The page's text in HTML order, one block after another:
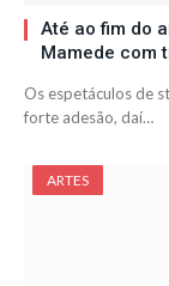
Até ao fim do
Mamede com
Os espetáculos de
forte adesão, daí…
ARTES